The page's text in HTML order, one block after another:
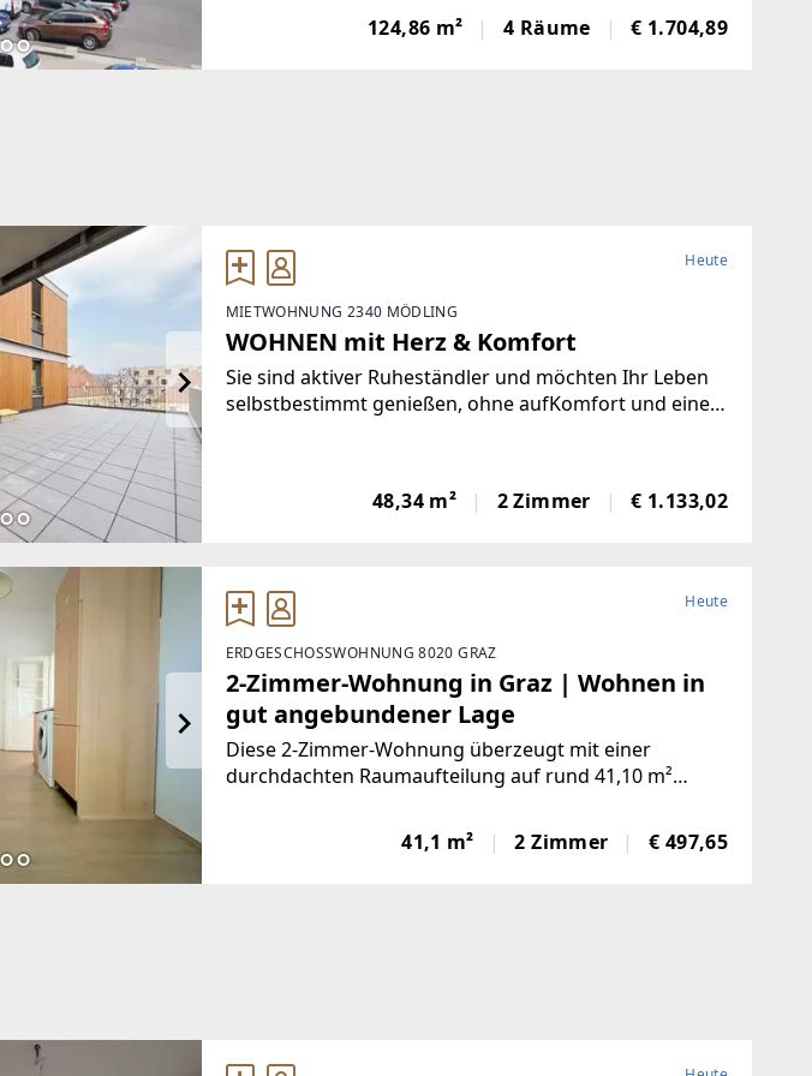
sich ideal für Unternehmen, Kanzleien, Agenturen,
Praxen oder Dienstleistungsbetriebe, die
124,86 m² 4 Räume € 1.704,89
Heute
MIETWOHNUNG 2340 MÖDLING
WOHNEN mit Herz & Komfort
Sie sind aktiver Ruheständler und möchten Ihr Leben
selbstbestimmt genießen, ohne aufKomfort und einen
48,34 m² 2 Zimmer € 1.133,02
Heute
ERDGESCHOSSWOHNUNG 8020 GRAZ
2-Zimmer-Wohnung in Graz | Wohnen in
gut angebundener Lage
Diese 2-Zimmer-Wohnung überzeugt mit einer
durchdachten Raumaufteilung auf rund 41,10 m²
Vorraum- Wohnküche- Schlafzimmer- Badezimmer mit
Dusche- Separates WCMietkostenDie
41,1 m² 2 Zimmer € 497,65